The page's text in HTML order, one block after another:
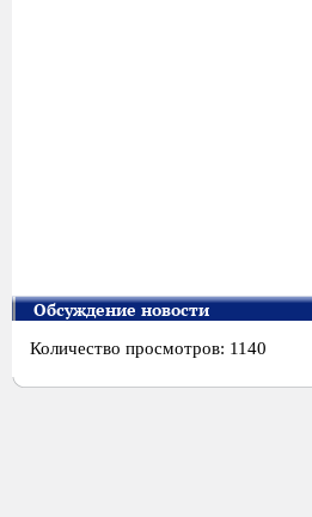
Обсуждение новости
Количество просмотров: 1140